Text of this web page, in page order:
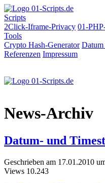
Scripts
2Click-Iframe-Privacy 01-
Tools
Crypto Hash-Generator Datum
Referenzen Impressum
News-Archiv
Datum- und
Geschrieben am 17.01.2010
Views 10.243